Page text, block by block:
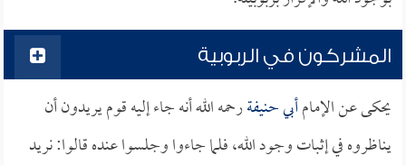
المشركون في الربوبية
يحكى عن الإمامأبي حنيفةرحمه الله أنه جاء إليه قوم يريدون أن
يناظروه في إثبات وجود الله، فلما جاءوا وجلسوا عنده قالوا: نريد